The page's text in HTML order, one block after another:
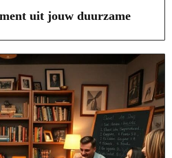
uit jouw duurzame